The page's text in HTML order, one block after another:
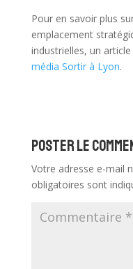
Pour en savoir plus
emplacement
industrielles, un
média Sortir à Lyon.
Poster le
Votre adresse e-mail
obligatoires sont